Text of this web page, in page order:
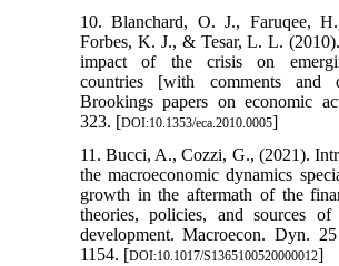
10. Blanchard, O. J., Faruqee,
Forbes, K. J., & Tesar, L. L.
impact of the crisis on
countries [with comments and
Brookings papers on economic
323. [DOI:10.1353/eca.2010.0005]
11. Bucci, A., Cozzi, G., (2021).
the macroeconomic dynamics
growth in the aftermath of the
theories, policies, and sources of
development. Macroecon. Dyn.
1154. [DOI:10.1017/S1365100520000012]